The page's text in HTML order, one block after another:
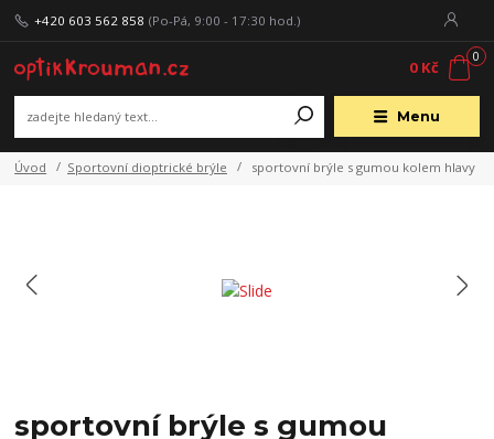
Menu
+420 603 562 858 (Po-Pá, 9:00 - 17:30 hod.)
0
0 Kč
Úvod Sportovní dioptrické brýle sportovní brýle s gumou kolem hlavy
sportovní brýle s gumou